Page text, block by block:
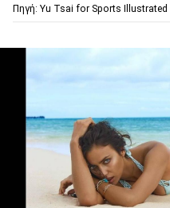
Πηγή: Υu Tsai for Sports Illustrated